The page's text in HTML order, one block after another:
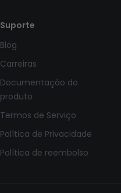
Suporte
Blog
Carreiras
Documentação do
produto
Termos de Serviço
Política de Privacidade
Política de reembolso